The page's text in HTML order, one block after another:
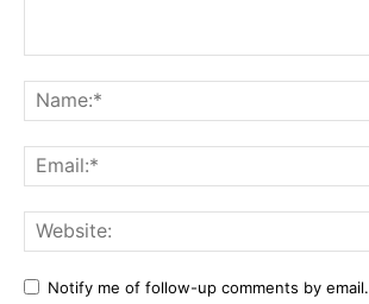
Notify me of follow-up comments by email.